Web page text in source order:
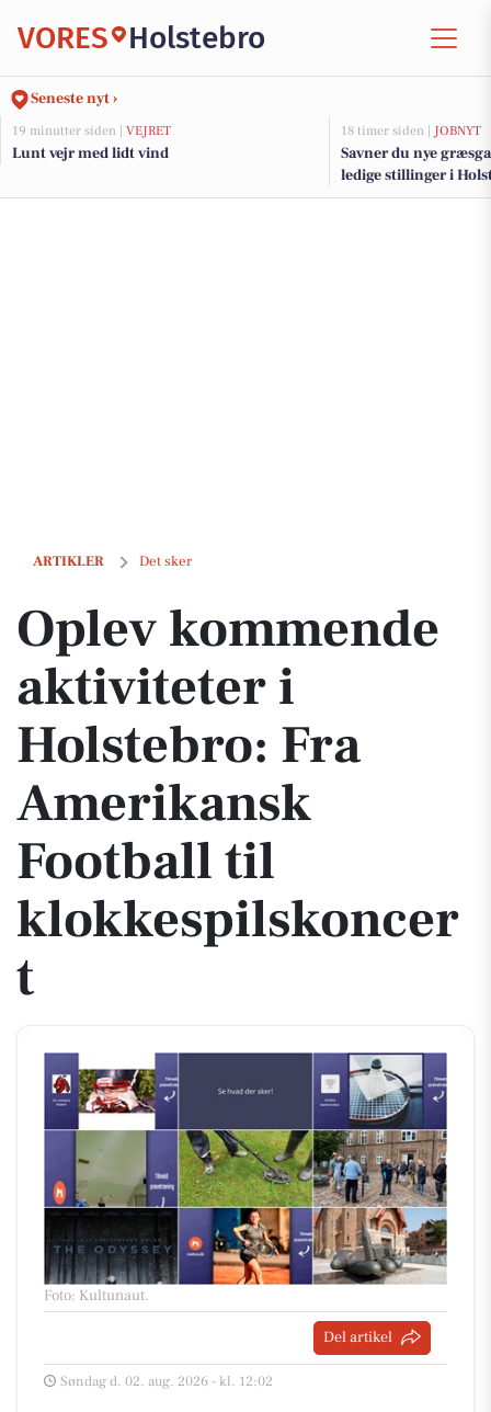
VORES Holstebro
Seneste nyt ›
19 minutter siden | VEJRET
Lunt vejr med lidt vind
18 timer siden | JOBNYT
Savner du nye
ledige stillinger i
ARTIKLER Det sker
Oplev kommende aktiviteter i Holstebro: Fra Amerikansk Football
Oplev kommende
aktiviteter i
Holstebro: Fra
Amerikansk
Football til
klokkespilskoncer
t
Foto: Kultunaut.
Del artikel
Søndag d. 02. aug. 2026 - kl. 12:02